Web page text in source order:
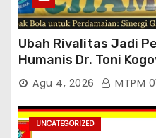
Ubah Rivalitas Jadi
Humanis Dr. Toni
TimurAgu 4, 2026 MTPM
UNCATEGORIZED